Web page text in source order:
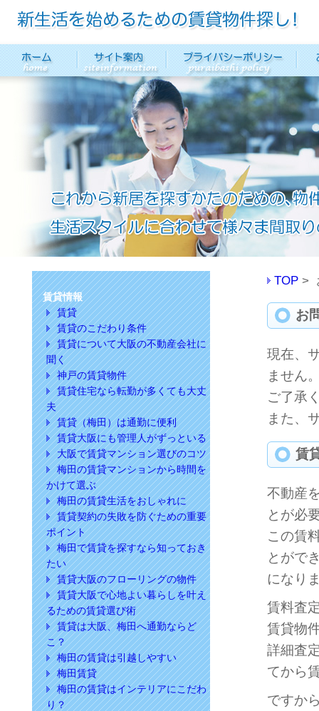
賃貸情報
賃貸
賃貸のこだわり条件
賃貸について大阪の不動産会社に
聞く
神戸の賃貸物件
賃貸住宅なら転勤が多くても大丈
夫
賃貸（梅田）は通勤に便利
賃貸大阪にも管理人がずっといる
大阪で賃貸マンション選びのコツ
梅田の賃貸マンションから時間を
かけて選ぶ
梅田の賃貸生活をおしゃれに
賃貸契約の失敗を防ぐための重要
ポイント
梅田で賃貸を探すなら知っておき
たい
賃貸大阪のフローリングの物件
賃貸大阪で心地よい暮らしを叶え
るための賃貸選び術
賃貸は大阪、梅田へ通勤ならど
こ？
梅田の賃貸は引越しやすい
梅田賃貸
梅田の賃貸はインテリアにこだわ
り？
TOP
お
現在、
ません
ご了承
また、
賃
不動産
とが必
この賃
とがで
になり
賃料査
賃貸物
詳細査
てから
ですか